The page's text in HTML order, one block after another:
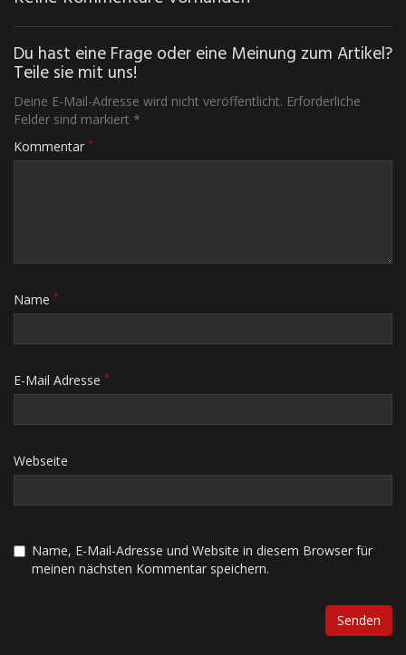
Du hast eine Frage oder eine Meinung zum Artikel?
Teile sie mit uns!
Deine E-Mail-Adresse wird nicht veröffentlicht. Erforderliche
Felder sind markiert *
Kommentar *
Name *
E-Mail Adresse *
Webseite
Name, E-Mail-Adresse und Website in diesem Browser für
meinen nächsten Kommentar speichern.